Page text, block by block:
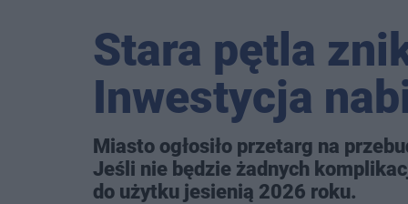
Stara pętla
Inwestycja
Miasto ogłosiło przetarg na
Jeśli nie będzie żadnych
do użytku jesienią 2026 roku.